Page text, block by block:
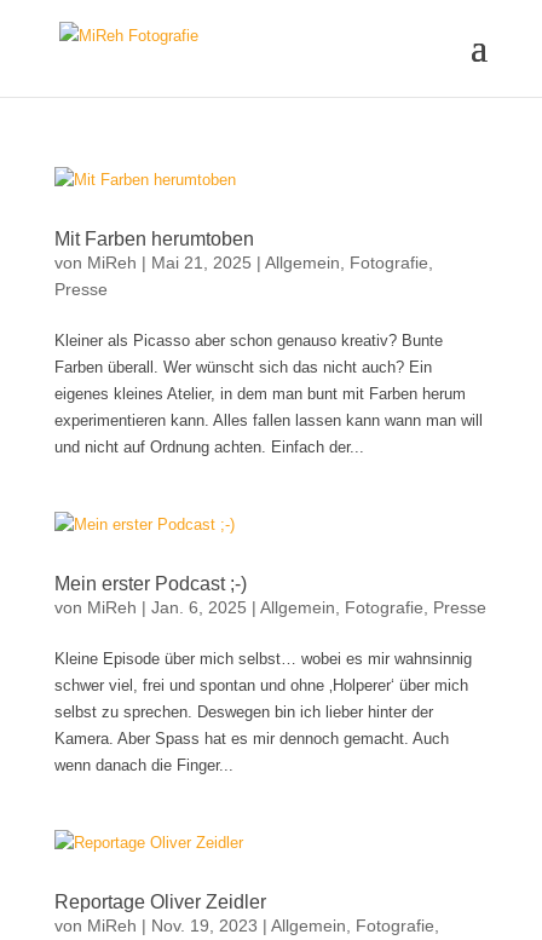
Mit Farben herumtoben
von MiReh | Mai 21, 2025 | Allgemein Fotografie
Presse
Kleiner als Picasso aber schon genauso kreativ? Bunte
Farben überall. Wer wünscht sich das nicht auch? Ein
eigenes kleines Atelier, in dem man bunt mit Farben herum
experimentieren kann. Alles fallen lassen kann wann man will
und nicht auf Ordnung achten. Einfach der...
Mein erster Podcast ;-)
von MiReh | Jan. 6, 2025 | Allgemein Fotografie Presse
Kleine Episode über mich selbst… wobei es mir wahnsinnig
schwer viel, frei und spontan und ohne ‚Holperer‘ über mich
selbst zu sprechen. Deswegen bin ich lieber hinter der
Kamera. Aber Spass hat es mir dennoch gemacht. Auch
wenn danach die Finger...
Reportage Oliver Zeidler
von MiReh | Nov. 19, 2023 | Allgemein Fotografie